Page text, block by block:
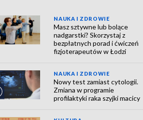
NAUKA I ZDROWIE
Masz sztywne lub bolące
nadgarstki? Skorzystaj z
bezpłatnych porad i ćwiczeń
fizjoterapeutów w Łodzi
NAUKA I ZDROWIE
Nowy test zamiast cytologii.
Zmiana w programie
profilaktyki raka szyjki macicy